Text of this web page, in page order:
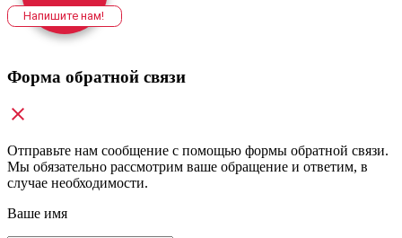
Напишите нам!
Форма обратной связи
Отправьте нам сообщение с помощью формы обратной связи.
Мы обязательно рассмотрим ваше обращение и ответим, в
случае необходимости.
Ваше имя